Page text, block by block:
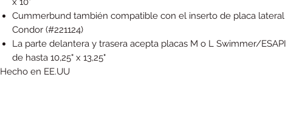
Cummerbund también compatible con el inserto de placa lateral
Condor (#221124)
La parte delantera y trasera acepta placas M o L Swimmer/ESAPI
de hasta 10,25" x 13,25"
Hecho en EE.UU